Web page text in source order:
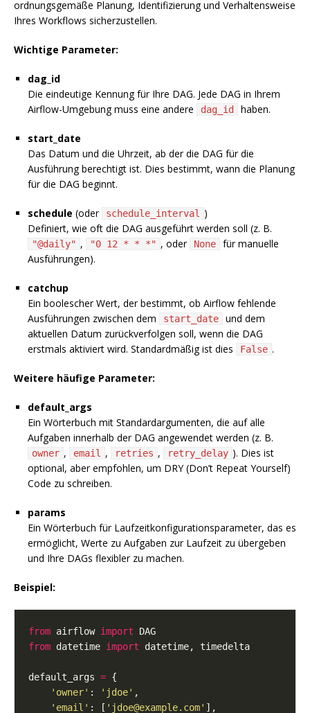
ordnungsgemäße Planung, Identifizierung und Verhaltensweise
Ihres Workflows sicherzustellen.
Wichtige Parameter:
dag_id
Die eindeutige Kennung für Ihre DAG. Jede DAG in Ihrem
Airflow-Umgebung muss eine andere
dag_id haben.
start_date
Das Datum und die Uhrzeit, ab der die DAG für die
Ausführung berechtigt ist. Dies bestimmt, wann die Planung
für die DAG beginnt.
schedule (oder schedule_interval
)
Definiert, wie oft die DAG ausgeführt werden soll (z. B.
"@daily" , "0 12 * * *" , oder None
für manuelle
Ausführungen).
catchup
Ein boolescher Wert, der bestimmt, ob Airflow fehlende
Ausführungen zwischen dem
start_date
und dem
aktuellen Datum zurückverfolgen soll, wenn die DAG
erstmals aktiviert wird. Standardmäßig ist dies
False .
Weitere häufige Parameter:
default_args
Ein Wörterbuch mit Standardargumenten, die auf alle
Aufgaben innerhalb der DAG angewendet werden (z. B.
owner , email , retries , retry_delay ). Dies ist
optional, aber empfohlen, um DRY (Don’t Repeat Yourself)
Code zu schreiben.
params
Ein Wörterbuch für Laufzeitkonfigurationsparameter, das es
ermöglicht, Werte zu Aufgaben zur Laufzeit zu übergeben
und Ihre DAGs flexibler zu machen.
Beispiel:
from airflow import
from datetime import
default_args =
'owner' : 'jdoe'
'email' : [ 'jdoe@example.com'